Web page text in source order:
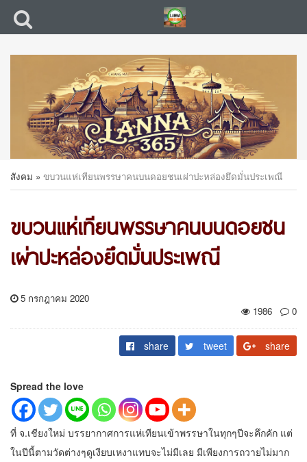
สังคม » ขบวนแห่เทียนพรรษาคนบนดอยชนเผ่าปะหล่องยึดมั่นประเพณี
ขบวนแห่เทียนพรรษาคนบนดอยชน
เผ่าปะหล่องยึดมั่นประเพณี
5 กรกฎาคม 2020
1986
0
share tweet share
Spread the love
ที่ จ.เชียงใหม่ บรรยากาศการแห่เทียนเข้าพรรษาในทุกๆปีจะคึกคัก แต่
ในปีนี้ตามวัดต่างๆดูเงียบเหงาแทบจะไม่มีเลย มีเพียงการถวายไม่มาก